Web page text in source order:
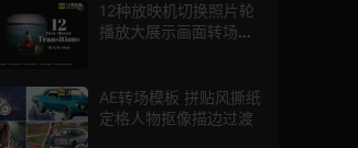
12种放映机切换照片轮
播放大展示画面转场动
AE转场模板 拼贴风撕纸
定格人物抠像描边过渡